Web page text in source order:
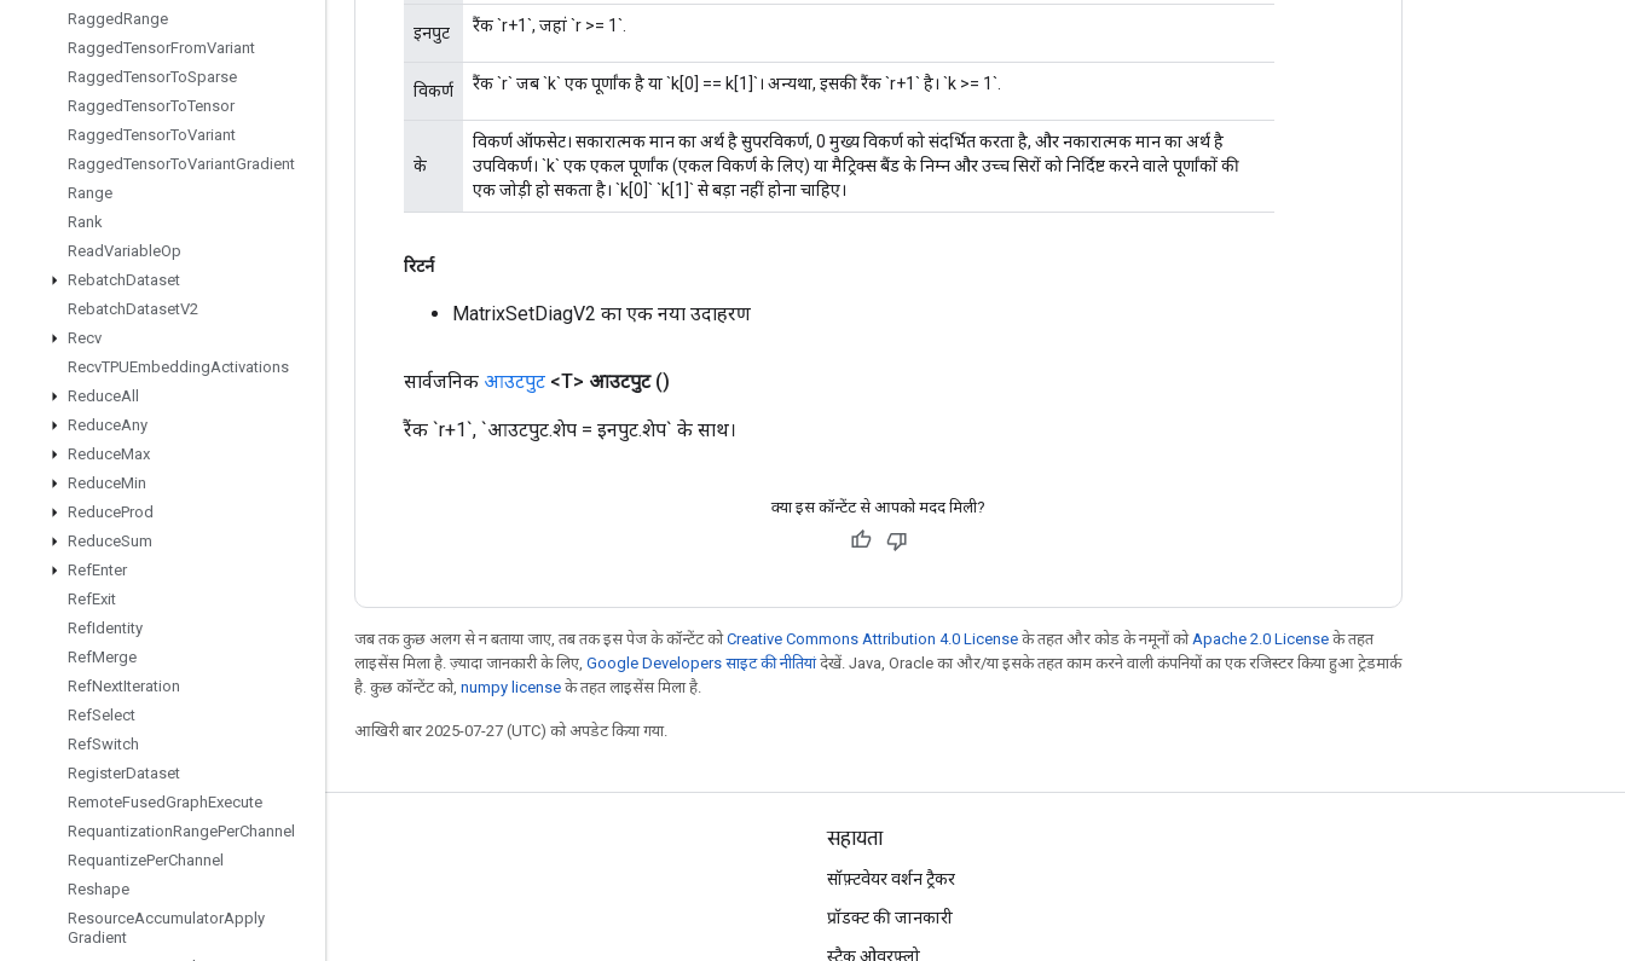
RaggedRange
RaggedTensorFromVariant
RaggedTensorToSparse
RaggedTensorToTensor
RaggedTensorToVariant
RaggedTensorToVariantGradient
Range
Rank
ReadVariableOp
RebatchDataset
RebatchDatasetV2
Recv
RecvTPUEmbeddingActivations
ReduceAll
ReduceAny
ReduceMax
ReduceMin
ReduceProd
ReduceSum
RefEnter
RefExit
RefIdentity
RefMerge
RefNextIteration
RefSelect
RefSwitch
RegisterDataset
RemoteFusedGraphExecute
RequantizationRangePerChannel
RequantizePerChannel
Reshape
ResourceAccumulatorApply
Gradient
इनपुट रैंक `r+1`, जहां `r >= 1`.
विकर्ण रैंक `r` जब `k` एक पूर्णांक है या `k[0] == k[1]`। अन्यथा, इसकी रैंक `r+1` है। `k >= 1`.
के
विकर्ण ऑफसेट। सकारात्मक मान का अर्थ है सुपरविकर्ण, 0 मुख्य विकर्ण को संदर्भित करता है, और नकारात्मक मान का अर्थ है
उपविकर्ण। `k` एक एकल पूर्णांक (एकल विकर्ण के लिए) या मैट्रिक्स बैंड के निम्न और उच्च सिरों को निर्दिष्ट करने वाले पूर्णांकों की
एक जोड़ी हो सकता है। `k[0]` `k[1]` से बड़ा नहीं होना चाहिए।
रिटर्न
MatrixSetDiagV2 का एक नया उदाहरण
सार्वजनिक आउटपुट <T> आउटपुट ()
रैंक `r+1`, `आउटपुट.शेप = इनपुट.शेप` के साथ।
क्या इस कॉन्टेंट से आपको मदद मिली?
जब तक कुछ अलग से न बताया जाए, तब तक इस पेज के कॉन्टेंट कोCreative Commons Attribution 4.0 License के तहत और कोड के नमूनों को Apache 2.0 License के तहत
लाइसेंस मिला है. ज़्यादा जानकारी के लिए, Google Developers साइट की नीतियांदेखें. Java, Oracle का और/या इसके तहत काम करने वाली कंपनियों का एक रजिस्टर किया हुआ ट्रेडमार्क
है. कुछ कॉन्टेंट को, numpy license के तहत लाइसेंस मिला है.
आखिरी बार 2025-07-27 (UTC) को अपडेट किया गया.
जुड़े रहें सहायता
सॉफ़्टवेयर वर्शन ट्रैकर
प्रॉडक्ट की जानकारी
स्टैक ओवरफ़्लो